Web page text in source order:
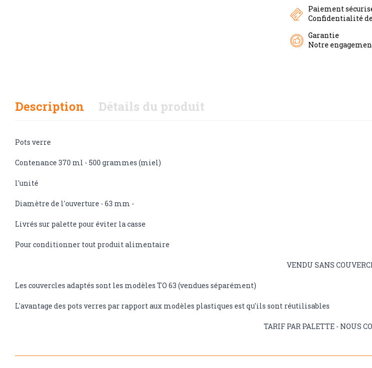
Paiement
Confidentialité de
Garantie
Notre
Description Détails du produit
Pots verre
Contenance 370 ml - 500 grammes (miel)
l'unité
Diamètre de l'ouverture - 63 mm -
Livrés sur palette pour éviter la casse
Pour conditionner tout produit alimentaire
VENDU SANS
Les couvercles adaptés sont les modèles TO 63 (vendues séparément)
L'avantage des pots verres par rapport aux modèles plastiques est qu'ils sont réutilisables
TARIF PAR PALETTE - NOUS